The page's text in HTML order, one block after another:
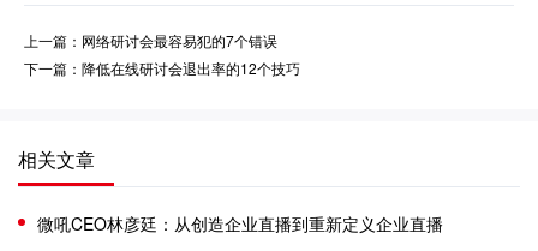
上一篇：网络研讨会最容易犯的7个错误
下一篇：降低在线研讨会退出率的12个技巧
相关文章
微吼CEO林彦廷：从创造企业直播到重新定义企业直播